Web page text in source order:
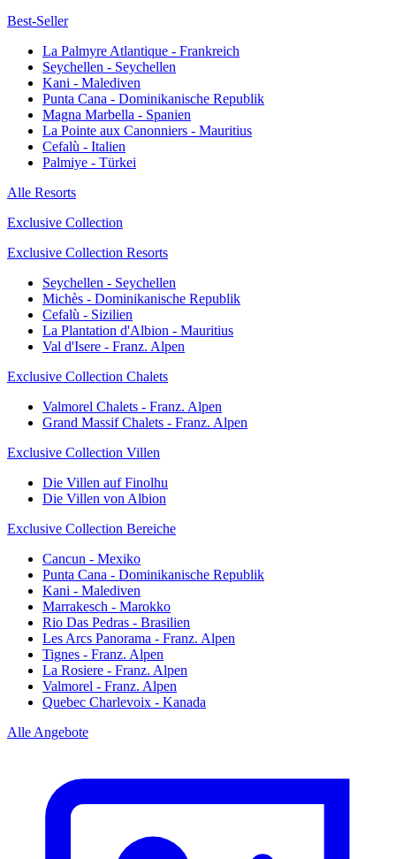
Best-Seller
La Palmyre Atlantique - Frankreich
Seychellen - Seychellen
Kani - Malediven
Punta Cana - Dominikanische Republik
Magna Marbella - Spanien
La Pointe aux Canonniers - Mauritius
Cefalù - Italien
Palmiye - Türkei
Alle Resorts
Exclusive Collection
Exclusive Collection Resorts
Seychellen - Seychellen
Michès - Dominikanische Republik
Cefalù - Sizilien
La Plantation d'Albion - Mauritius
Val d'Isere - Franz. Alpen
Exclusive Collection Chalets
Valmorel Chalets - Franz. Alpen
Grand Massif Chalets - Franz. Alpen
Exclusive Collection Villen
Die Villen auf Finolhu
Die Villen von Albion
Exclusive Collection Bereiche
Cancun - Mexiko
Punta Cana - Dominikanische Republik
Kani - Malediven
Marrakesch - Marokko
Rio Das Pedras - Brasilien
Les Arcs Panorama - Franz. Alpen
Tignes - Franz. Alpen
La Rosiere - Franz. Alpen
Valmorel - Franz. Alpen
Quebec Charlevoix - Kanada
Alle Angebote